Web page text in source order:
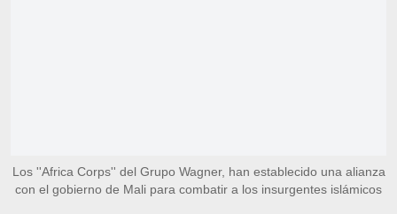
Los ''Africa Corps'' del Grupo Wagner, han establecido una alianza
con el gobierno de Mali para combatir a los insurgentes islámicos